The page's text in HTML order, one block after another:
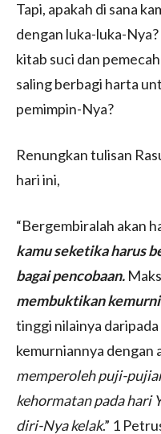
Tapi, apakah di sana
dengan luka-luka-
kitab suci dan
saling berbagi harta
pemimpin-Nya?
Renungkan tulisan
hari ini,
“Bergembiralah akan
kamu seketika harus
bagai pencobaan.
membuktikan
tinggi nilainya
kemurniannya dengan
memperoleh puji-
kehormatan pada hari
diri-Nya kelak.” 1